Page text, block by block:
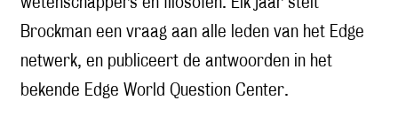
Brockman een vraag aan alle leden van het Edge
netwerk, en publiceert de antwoorden in het
bekende Edge World Question Center.